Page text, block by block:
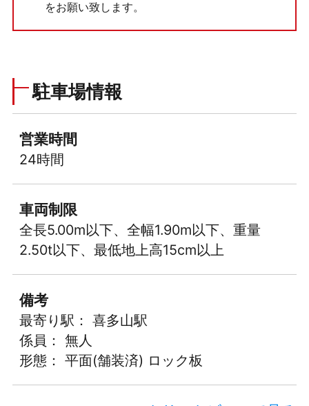
をお願い致します。
駐車場情報
営業時間
24時間
車両制限
全長5.00m以下、全幅1.90m以下、重量
2.50t以下、最低地上高15cm以上
備考
最寄り駅： 喜多山駅
係員： 無人
形態： 平面(舗装済) ロック板